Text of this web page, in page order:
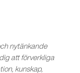
nytänkande
att förverkliga
kunskap,